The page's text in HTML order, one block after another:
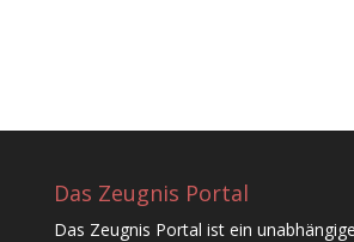
Das Zeugnis Portal
Das Zeugnis Portal ist ein